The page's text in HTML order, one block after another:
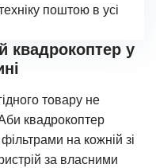
поштою в усі
квадрокоптер у
товару не
квадрокоптер
на кожній зі
за власними